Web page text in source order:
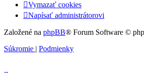
Vymazať cookies
Napísať administrátorovi
Založené na phpBB® Forum Software ©
Súkromie | Podmienky